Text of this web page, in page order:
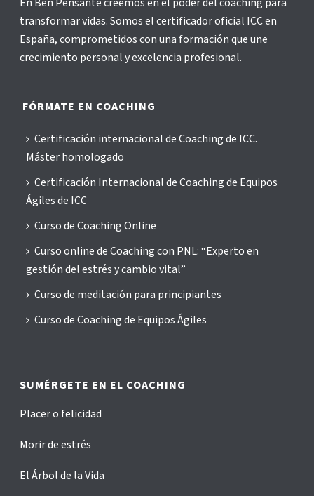
transformar vidas. Somos el certificador oficial ICC en
España, comprometidos con una formación que une
crecimiento personal y excelencia profesional.
FÓRMATE EN COACHING
Certificación internacional de Coaching de ICC.
Máster homologado
Certificación Internacional de Coaching de Equipos
Ágiles de ICC
Curso de Coaching Online
Curso online de Coaching con PNL: “Experto en
gestión del estrés y cambio vital”
Curso de meditación para principiantes
Curso de Coaching de Equipos Ágiles
SUMÉRGETE EN EL COACHING
Placer o felicidad
Morir de estrés
El Árbol de la Vida